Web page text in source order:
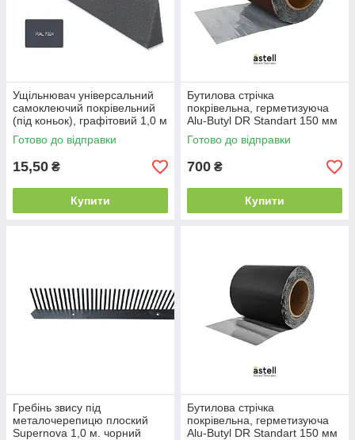
Ущільнювач універсальний
самоклеючий покрівельний
(під коньок), графітовий 1,0 м
Готово до відправки
15,50 ₴
Купити
Бутилова стрічка
покрівельна, герметизуюча
Alu-Butyl DR Standart 150 мм
х 10 м.п. RAL 8017 коричнева
Готово до відправки
700 ₴
Купити
Гребінь звису під
металочерепицю плоский
Supernova 1,0 м. чорний
Бутилова стрічка
покрівельна, герметизуюча
Alu-Butyl DR Standart 150 мм